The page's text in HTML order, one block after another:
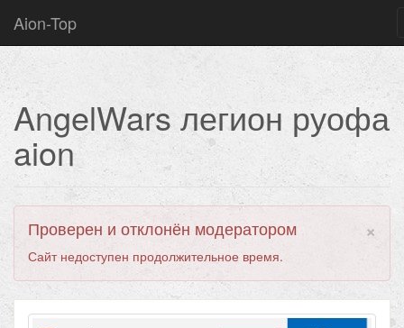
Aion-Top
AngelWars легион руофа
aion
×
Проверен и отклонён модератором
Сайт недоступен продолжительное время.